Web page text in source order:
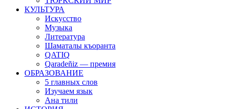
КУЛЬТУРА
Искусство
Музыка
Литература
Шаматалы къоранта
QATIQ
Qaradeñiz — премия
ОБРАЗОВАНИЕ
5 главных слов
Изучаем язык
Ана тили